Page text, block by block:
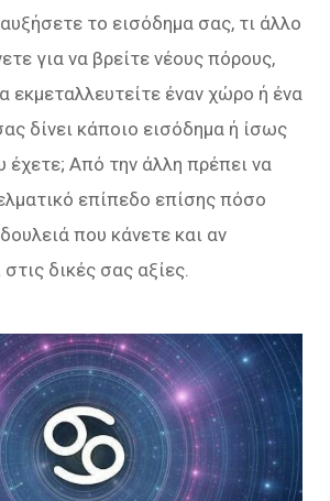
το εισόδημα σας, τι άλλο
για να βρείτε νέους πόρους,
εκμεταλλευτείτε έναν χώρο ή ένα
δίνει κάποιο εισόδημα ή ίσως
έχετε; Από την άλλη πρέπει να
επίπεδο επίσης πόσο
που κάνετε και αν
δικές σας αξίες.